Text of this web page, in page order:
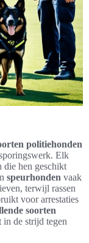
politiehonden
Elk
die hen geschikt
speurhonden vaak
terwijl rassen
voor arrestaties
soorten
de strijd tegen